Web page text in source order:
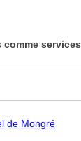
services
de Mongré